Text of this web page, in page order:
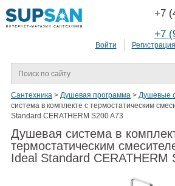
Войти Регистрация
+7
+7
Сантехника > Душевая программа > Душевые
система в комплекте с термостатическим
Standard CERATHERM S200 A73
Душевая система в
термостатическим
Ideal Standard CERATHERM